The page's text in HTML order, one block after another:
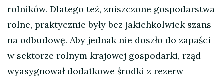
rolników. Dlatego też, zniszczone gospodarstwa
rolne, praktycznie były bez jakichkolwiek szans
na odbudowę. Aby jednak nie doszło do zapaści
w sektorze rolnym krajowej gospodarki, rząd
wyasygnował dodatkowe środki z rezerw